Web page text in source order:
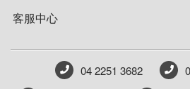
客服中心
04 2251 3682